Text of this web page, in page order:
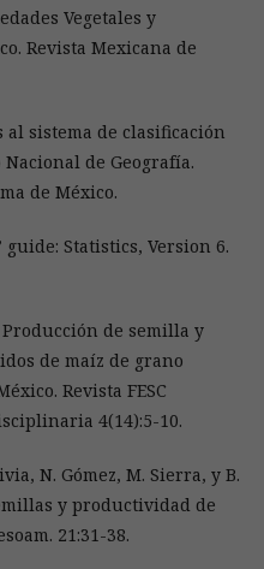
Vegetales y
Revista Mexicana de
al sistema de clasificación
de Geografía.
de México.
guide: Statistics, Version 6.
Producción de semilla y
de maíz de grano
Revista FESC
4(14):5-10.
N. Gómez, M. Sierra, y B.
y productividad de
21:31-38.